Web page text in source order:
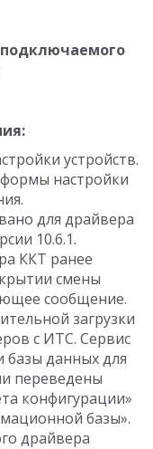
подключаемого
устройств.
настройки
для драйвера
10.6.1.
ККТ ранее
смены
сообщение.
загрузки
с ИТС. Сервис
базы данных для
переведены
конфигурации»
базы».
драйвера